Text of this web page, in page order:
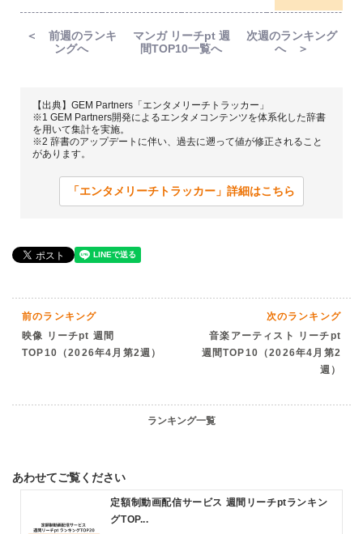
＜ 前週のランキ
ングへ
マンガ リーチpt 週
間TOP10一覧へ
次週のランキング
へ ＞
【出典】GEM Partners「エンタメリーチトラッカー」
※1 GEM Partners開発によるエンタメコンテンツを体系化した辞書
を用いて集計を実施。
※2 辞書のアップデートに伴い、過去に遡って値が修正されること
があります。
「エンタメリーチトラッカー」詳細はこちら
前のランキング
映像 リーチpt 週間
TOP10（2026年4月第2週）
次のランキング
音楽アーティスト リーチpt
週間TOP10（2026年4月第2
週）
ランキング一覧
あわせてご覧ください
定額制動画配信サービス 週間リーチptランキン
グTOP...